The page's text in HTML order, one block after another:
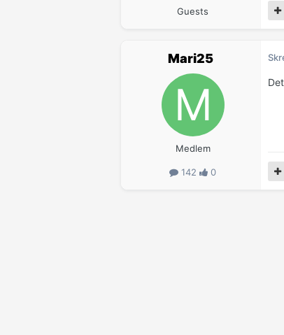
Guests
Mari25
Medlem
142 0